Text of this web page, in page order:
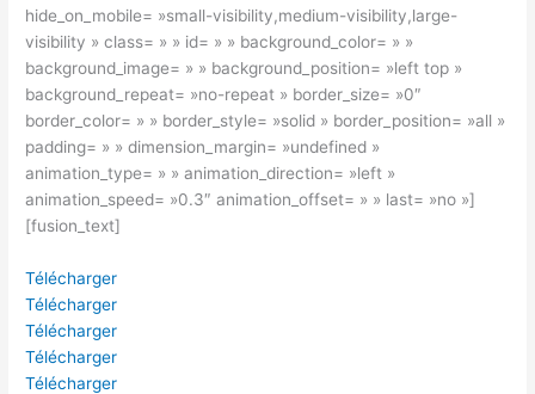
hide_on_mobile= »small-visibility,medium-visibility,large-
visibility » class= » » id= » » background_color= » »
background_image= » » background_position= »left top »
background_repeat= »no-repeat » border_size= »0″
border_color= » » border_style= »solid » border_position= »all »
padding= » » dimension_margin= »undefined »
animation_type= » » animation_direction= »left »
animation_speed= »0.3″ animation_offset= » » last= »no »]
[fusion_text]
Télécharger
Télécharger
Télécharger
Télécharger
Télécharger